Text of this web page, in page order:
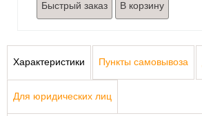
Быстрый заказ
Характеристики Пункты самовывоза
Для юридических лиц